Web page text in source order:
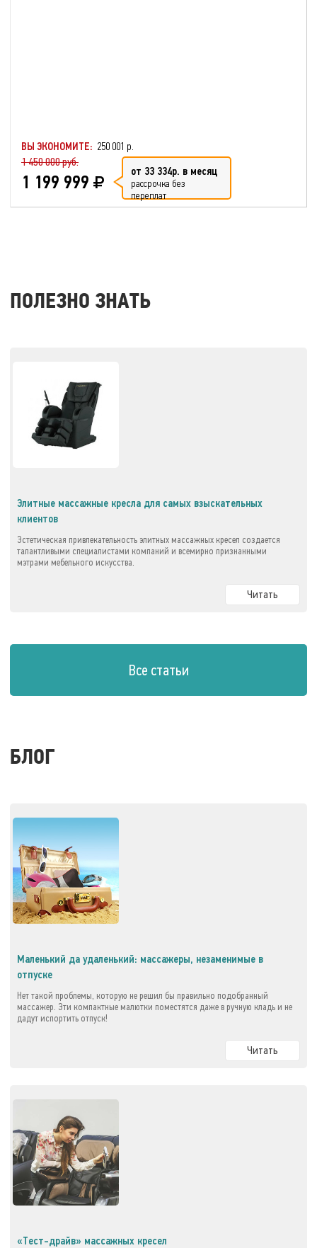
ВЫ ЭКОНОМИТЕ: 250 001 р.
1 450 000 руб.
1 199 999 от 33 334р. в месяц
рассрочка без
переплат
ПОЛЕЗНО ЗНАТЬ
Элитные массажные кресла для самых взыскательных
клиентов
Эстетическая привлекательность элитных массажных кресел создается
талантливыми специалистами компаний и всемирно признанными
мэтрами мебельного искусства.
Читать
Все статьи
БЛОГ
Маленький да удаленький: массажеры, незаменимые в
отпуске
Нет такой проблемы, которую не решил бы правильно подобранный
массажер. Эти компактные малютки поместятся даже в ручную кладь и не
дадут испортить отпуск!
Читать
«Тест-драйв» массажных кресел